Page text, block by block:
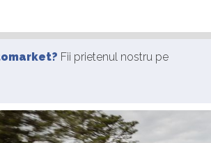
Fii prietenul nostru pe